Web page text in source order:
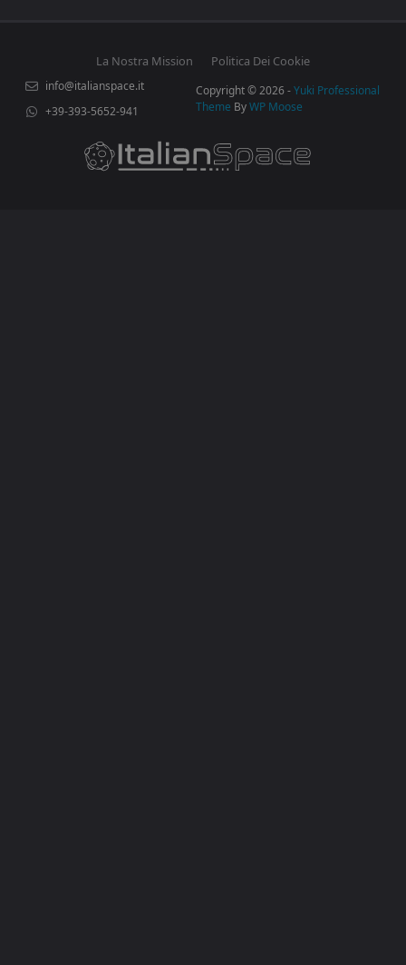
La Nostra Mission Politica Dei Cookie
info@italianspace.it
+39-393-5652-941
Copyright © 2026 -Yuki Professional
Theme ByWP Moose